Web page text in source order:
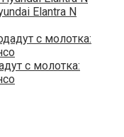
Elantra N
с молотка: